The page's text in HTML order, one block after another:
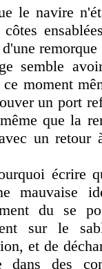
le navire
côtes
d'une
semble
ce moment
un port
que la
un
écrire
mauvaise
du se
sur le
et de
dans des